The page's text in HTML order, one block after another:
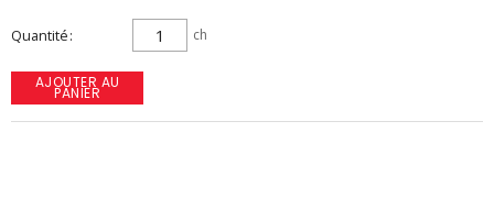
Quantité ch
AJOUTER AU
PANIER